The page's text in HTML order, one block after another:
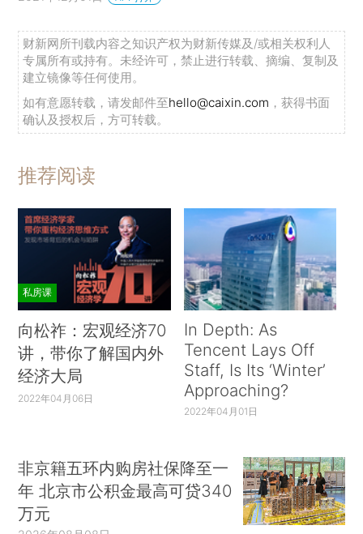
财新网所刊载内容之知识产权为财新传媒及/或相关权利人
专属所有或持有。未经许可，禁止进行转载、摘编、复制及
建立镜像等任何使用。
如有意愿转载，请发邮件至hello@caixin.com ，获得书面
确认及授权后，方可转载。
推荐阅读
私房课
向松祚：宏观经济70
讲，带你了解国内外
经济大局
2022年04月06日
In Depth: As
Tencent Lays Off
Staff, Is Its ‘Winter’
Approaching?
2022年04月01日
非京籍五环内购房社保降至一
年 北京市公积金最高可贷340
万元